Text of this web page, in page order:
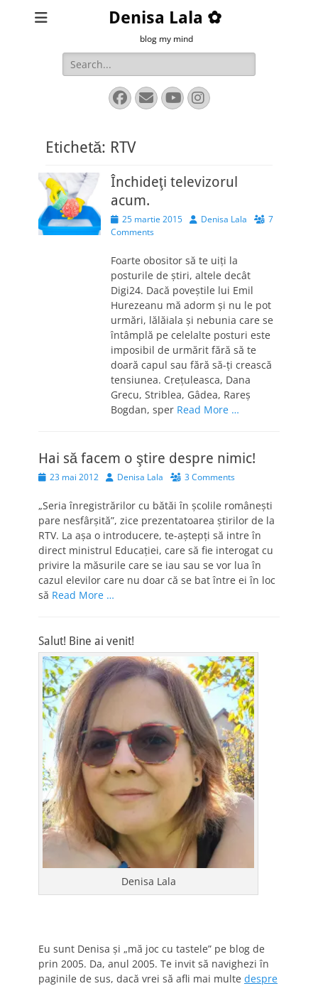
Denisa Lala ✿
blog my mind
Search
for:
Facebook
EmailYouTube
Instagram
Etichetă: RTV
Închideţi televizorul
acum.
Posted
on
25 martie 2015 AuthorDenisa Lala
7
Comments
Foarte obositor să te uiţi la
posturile de ştiri, altele decât
Digi24​. Dacă poveştile lui Emil
Hurezeanu mă adorm şi nu le pot
urmări, lălăiala şi nebunia care se
întâmplă pe celelalte posturi este
imposibil de urmărit fără să te
doară capul sau fără să-ţi crească
tensiunea. Creţuleasca, Dana
Grecu, Striblea, Gâdea, Rareş
Bogdan, sper Read More …
Hai să facem o ştire despre nimic!
Posted
23 mai 2012 AuthorDenisa Lala 3 Comments
„Seria înregistrărilor cu bătăi în şcolile româneşti
pare nesfârşită”, zice prezentatoarea ştirilor de la
RTV. La aşa o introducere, te-aştepţi să intre în
direct ministrul Educaţiei, care să fie interogat cu
privire la măsurile care se iau sau se vor lua în
cazul elevilor care nu doar că se bat între ei în loc
să Read More …
Salut! Bine ai venit!
Denisa Lala
Eu sunt Denisa și „mă joc cu tastele” pe blog de
prin 2005. Da, anul 2005. Te invit să navighezi în
paginile de sus, dacă vrei să afli mai multe despre